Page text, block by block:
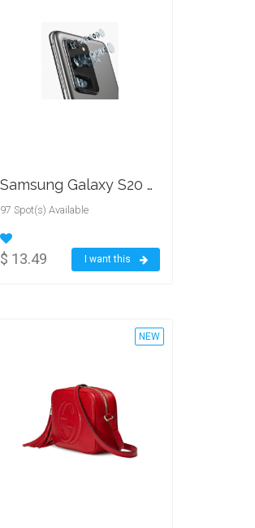
Samsung Galaxy S20 Ultra 5G
97 Spot(s) Available
$ 13.49 I want this
NEW